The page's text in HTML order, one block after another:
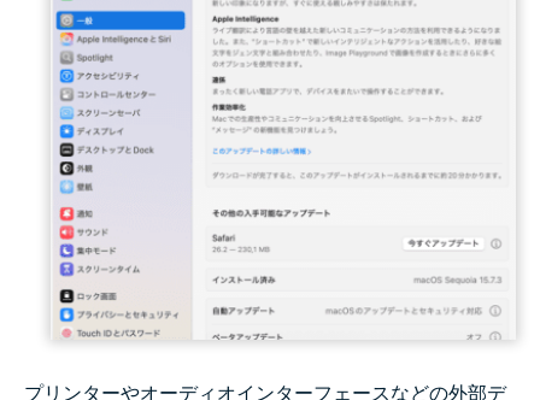
プリンターやオーディオインターフェースなどの外部デ